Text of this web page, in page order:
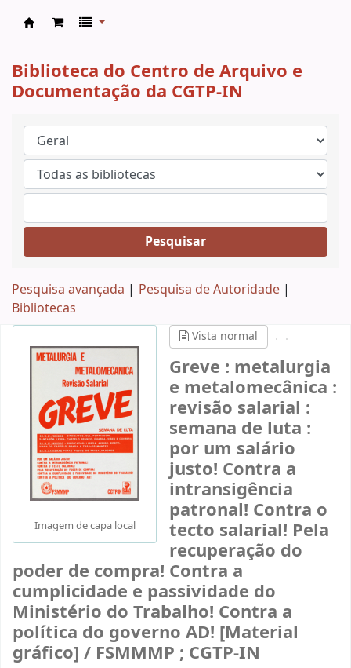
Biblioteca do Centro de Arquivo e
Documentação da CGTP-IN
Pesquisar
Pesquisa avançada
Pesquisa de Autoridade
Bibliotecas
Imagem de capa local
Vista normal
Greve : metalurgia
e metalomecânica :
revisão salarial :
semana de luta :
por um salário
justo! Contra a
intransigência
patronal! Contra o
tecto salarial! Pela
recuperação do
poder de compra! Contra a
cumplicidade e passividade do
Ministério do Trabalho! Contra a
política do governo AD! [Material
gráfico] / FSMMMP ; CGTP-IN